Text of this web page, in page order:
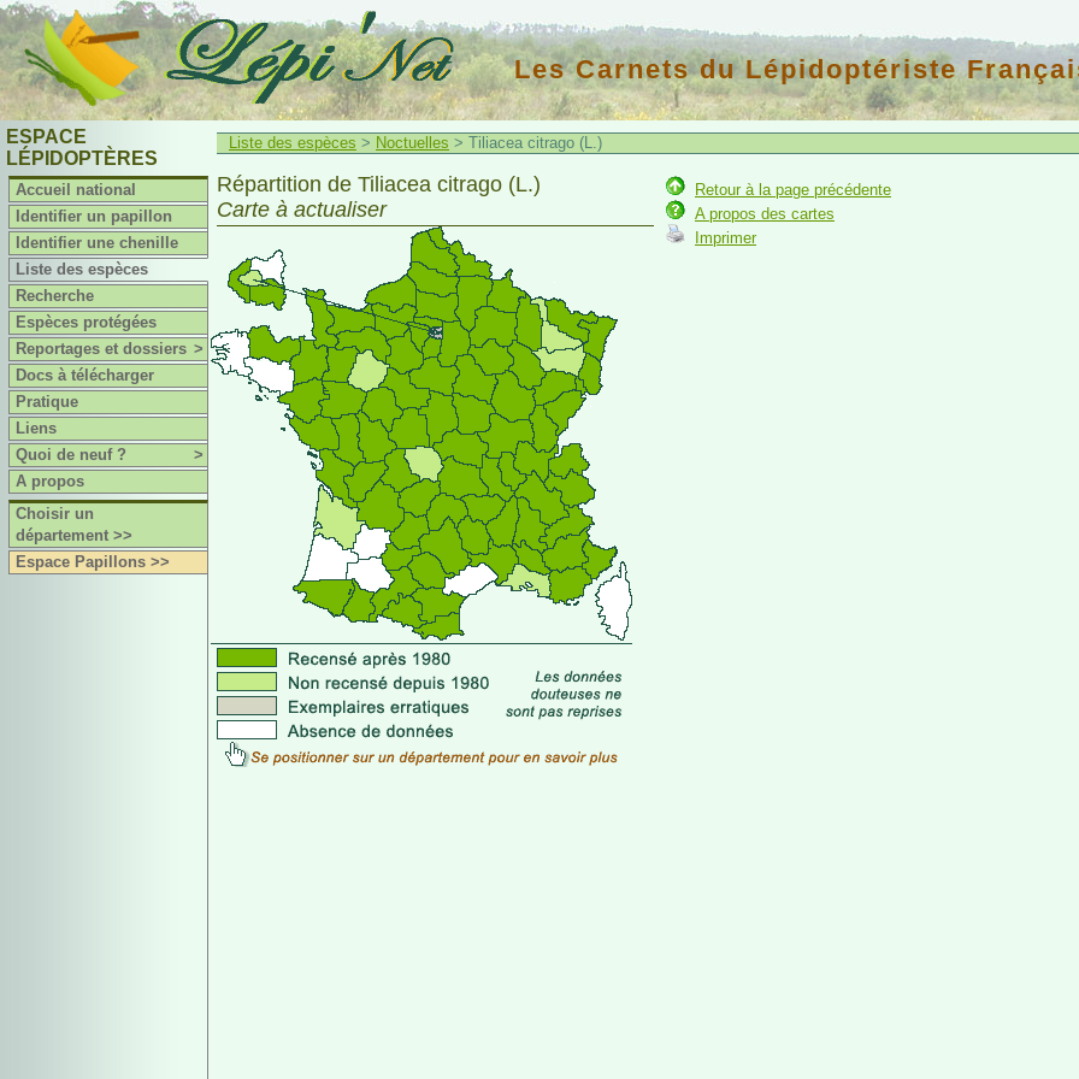
Les Carnets du Lépidoptériste
ESPACE
LÉPIDOPTÈRES
Accueil national
Identifier un papillon
Identifier une chenille
Liste des espèces
Recherche
Espèces protégées
Reportages et dossiers >
Docs à télécharger
Pratique
Liens
Quoi de neuf ?
>
A propos
Choisir un
département >>
Espace Papillons >>
Liste des espèces > Noctuelles > Tiliacea citrago (L.)
Répartition de Tiliacea citrago (L.)
Carte à actualiser
Retour à la page précédente
A propos des cartes
Imprimer